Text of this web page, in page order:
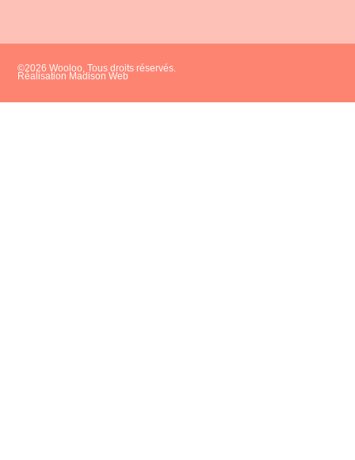
©2026 Wooloo, Tous droits réservés.
Réalisation Madison Web